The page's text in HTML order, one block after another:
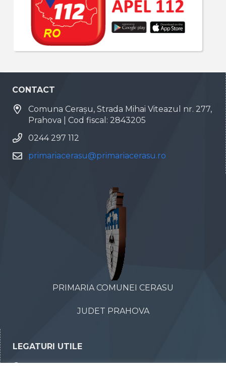
CONTACT
Comuna Cerașu, Strada Mihai Viteazul nr. 277,
Prahova | Cod fiscal: 2843205
0244 297 112
primariacerasu@primariacerasu.ro
PRIMARIA COMUNEI CERASU
JUDET PRAHOVA
LEGATURI UTILE